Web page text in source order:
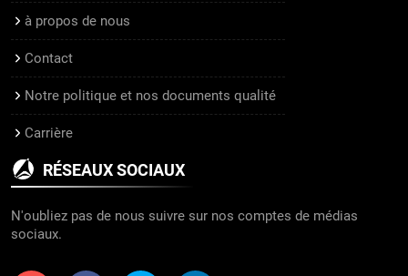
à propos de nous
Contact
Notre politique et nos documents qualité
Carrière
RÉSEAUX SOCIAUX
N'oubliez pas de nous suivre sur nos comptes de médias
sociaux.